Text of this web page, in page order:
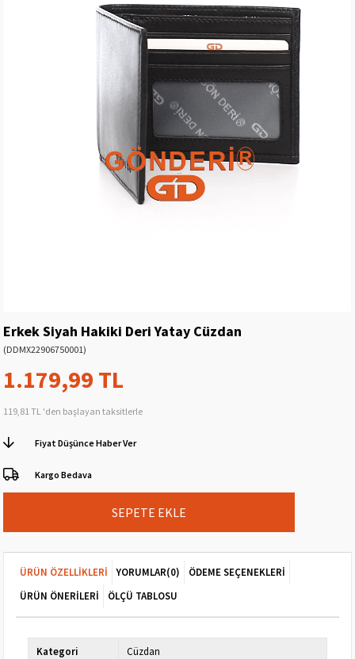
Erkek Siyah Hakiki Deri Yatay Cüzdan
(DDMX22906750001)
1.179,99 TL
119,81 TL 'den başlayan taksitlerle
Fiyat Düşünce Haber Ver
Kargo Bedava
ÜRÜN ÖZELLIKLERI YORUMLAR(0)
ÖDEME SEÇENEKLERI
ÜRÜN ÖNERILERI
ÖLÇÜ TABLOSU
Kategori
Cüzdan